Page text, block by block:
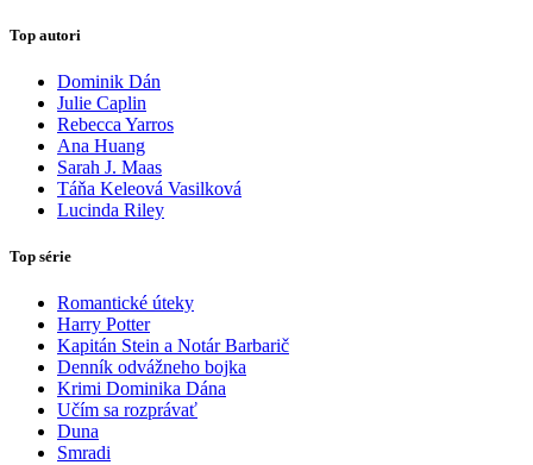
Top autori
Dominik Dán
Julie Caplin
Rebecca Yarros
Ana Huang
Sarah J. Maas
Táňa Keleová Vasilková
Lucinda Riley
Top série
Romantické úteky
Harry Potter
Kapitán Stein a Notár Barbarič
Denník odvážneho bojka
Krimi Dominika Dána
Učím sa rozprávať
Duna
Smradi